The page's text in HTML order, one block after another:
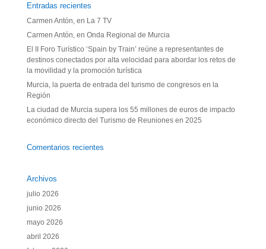
Entradas recientes
Carmen Antón, en La 7 TV
Carmen Antón, en Onda Regional de Murcia
El II Foro Turístico ‘Spain by Train’ reúne a representantes de
destinos conectados por alta velocidad para abordar los retos de
la movilidad y la promoción turística
Murcia, la puerta de entrada del turismo de congresos en la
Región
La ciudad de Murcia supera los 55 millones de euros de impacto
económico directo del Turismo de Reuniones en 2025
Comentarios recientes
Archivos
julio 2026
junio 2026
mayo 2026
abril 2026